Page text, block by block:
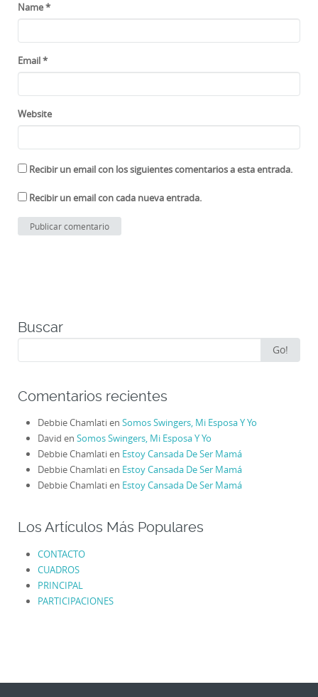
Name*
Email*
Website
Recibir un email con los siguientes comentarios a esta entrada.
Recibir un email con cada nueva entrada.
Buscar
for:
Go!
Comentarios recientes
Debbie Chamlatien Somos Swingers, Mi Esposa Y Yo
David en Somos Swingers, Mi Esposa Y Yo
Debbie Chamlatien Estoy Cansada De Ser Mamá
Debbie Chamlatien Estoy Cansada De Ser Mamá
Debbie Chamlatien Estoy Cansada De Ser Mamá
Los Artículos Más Populares
CONTACTO
CUADROS
PRINCIPAL
PARTICIPACIONES